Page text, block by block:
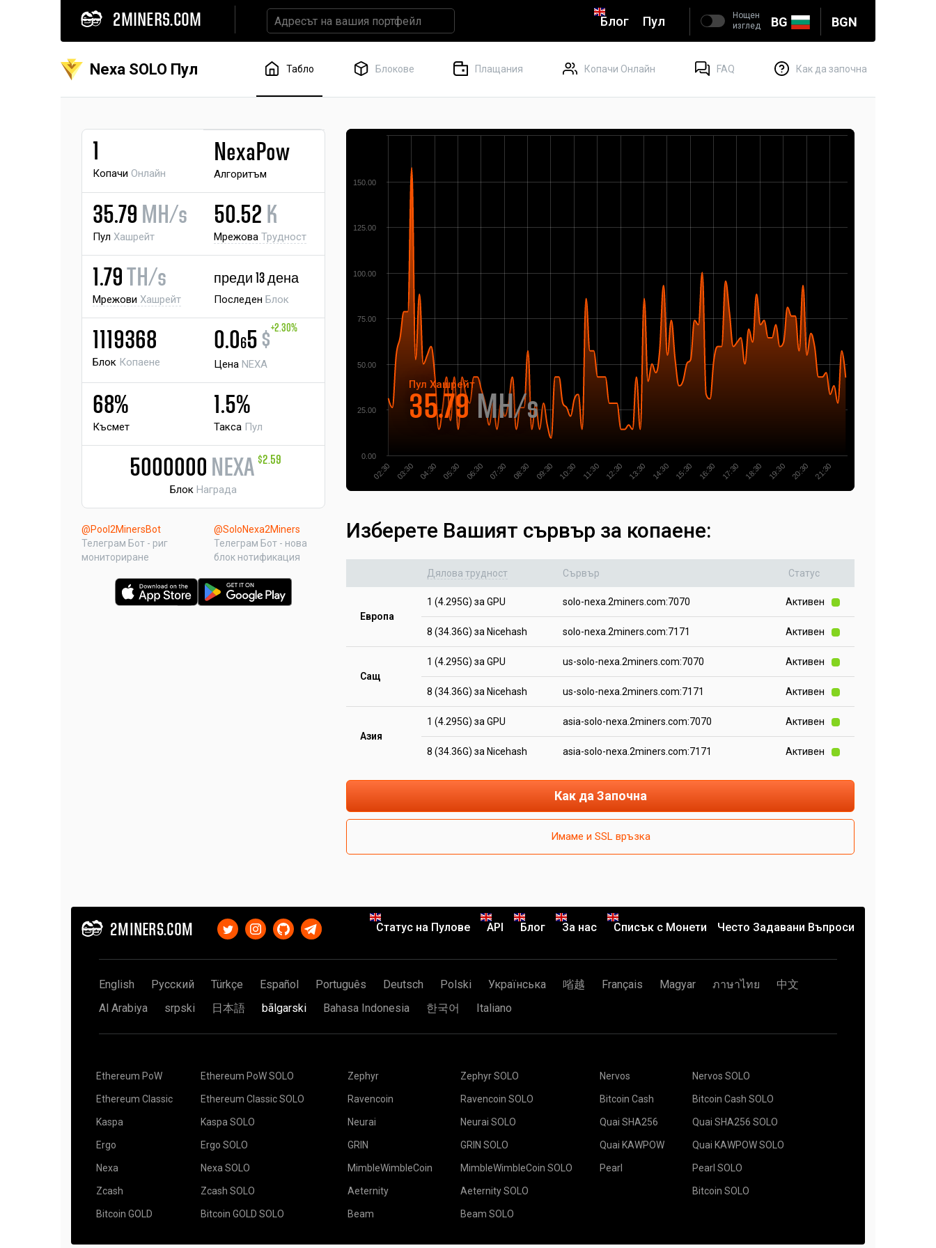
2MINERS.COM BG BGN
Блог Пул
Нощен
изглед
Nexa SOLO Пул Табло Блокове Плащания Копачи Онлайн FAQ Как да започна
1
Копачи Онлайн
NexaPow
Алгоритъм
35.79 MH/s
Пул Хашрейт
50.52 K
Мрежова Трудност
1.79 TH/s
Мрежови Хашрейт
преди 13 дена
Последен Блок
1119368
Блок Копаене
0.065 $+2.30%
Цена NEXA
68%
Късмет
1.5%
Такса Пул
5000000 NEXA $2.59
Блок Награда
@Pool2MinersBot
Телеграм Бот - риг
мониториране
@SoloNexa2Miners
Телеграм Бот - нова
блок нотификация
Пул Хашрейт
35.79MH/s
02:30 03:30 04:30 05:30 06:30 07:30 08:30 09:30 10:30 11:30 12:30 13:30 14:30 15:30 16:30 17:30 18:30 19:30 20:30 21:30
0.00
25.00
50.00
75.00
100.00
125.00
150.00
Изберете Вашият сървър за копаене:
Дялова трудност Сървър Статус
Европа
1 (4.295G) за GPU solo-nexa.2miners.com:7070 Активен
8 (34.36G) за Nicehash solo-nexa.2miners.com:7171 Активен
Сащ
1 (4.295G) за GPU us-solo-nexa.2miners.com:7070 Активен
8 (34.36G) за Nicehash us-solo-nexa.2miners.com:7171 Активен
Азия
1 (4.295G) за GPU asia-solo-nexa.2miners.com:7070 Активен
8 (34.36G) за Nicehash asia-solo-nexa.2miners.com:7171 Активен
Как да Започна
Имаме и SSL връзка
2MINERS.COM Статус на Пулове API Блог За нас Списък с Монети Често Задавани Въпроси
English Русский Türkçe Español Português Deutsch Polski Українська 㗂越 Français Magyar ภาษาไทย
中文
Al Arabiya
srpski 日本語 bãlgarski Bahasa Indonesia 한국어 Italiano
Ethereum PoW
Ethereum Classic
Kaspa
Ergo
Nexa
Zcash
Bitcoin GOLD
Ethereum PoW SOLO
Ethereum Classic SOLO
Kaspa SOLO
Ergo SOLO
Nexa SOLO
Zcash SOLO
Bitcoin GOLD SOLO
Zephyr
Ravencoin
Neurai
GRIN
MimbleWimbleCoin
Aeternity
Beam
Zephyr SOLO
Ravencoin SOLO
Neurai SOLO
GRIN SOLO
MimbleWimbleCoin SOLO
Aeternity SOLO
Beam SOLO
Nervos
Bitcoin Cash
Quai SHA256
Quai KAWPOW
Pearl
Nervos SOLO
Bitcoin Cash SOLO
Quai SHA256 SOLO
Quai KAWPOW SOLO
Pearl SOLO
Bitcoin SOLO